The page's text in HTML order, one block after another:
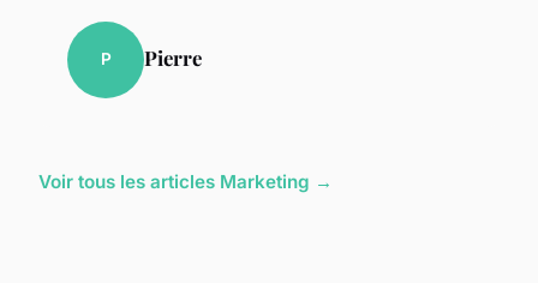
P Pierre
Voir tous les articles Marketing →